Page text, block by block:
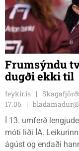
Frumsýndu
dugði ekki til
feykir.is
17.06
Í 13. umferð
móti liði ÍA.
ágúst og endaði